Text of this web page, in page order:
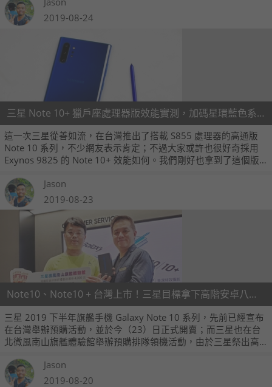
版的 Note10 真的比想像中還要更美，看完心癢癢但又買不到的
感覺絕對煎熬喔！
2019-08-24
三星 Note 10+ 獵戶座處理器版效能實測，加碼星環藍色系外觀動眼看
這一次三星從善如流，在台灣推出了搭載 S855 處理器的高通版
Note 10 系列，不少網友表示肯定；不過大家或許也很好奇採用
Exynos 9825 的 Note 10+ 效能如何。我們剛好也拿到了這個版
外我們也拍了許多 Note 10+ 星環藍色系的外觀圖片。
Jason
2019-08-23
Note10、Note10 + 台灣上市！三星目標拿下高階安卓八成市佔率
三星 2019 下半年旗艦手機 Galaxy Note 10 系列，先前已經宣布
在台灣舉辦預購活動，並於今（23）日正式開賣；而三星也在台
北微風南山旗艦體驗館舉辦預購排隊領機活動，由於三星祭出高
來排隊，上午七點半就有近千人在現場，排隊人潮綿延約 300 公
尺。
Jason
2019-08-20